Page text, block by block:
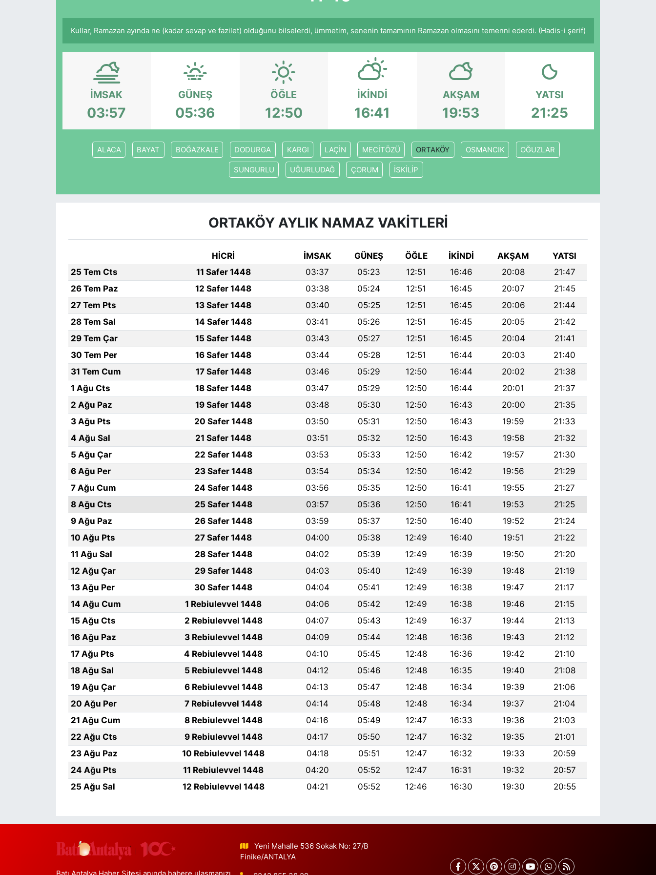
Kullar, Ramazan ayında ne (kadar sevap ve fazilet) olduğunu bilselerdi, ümmetim, senenin tamamının Ramazan olmasını temenni ederdi. (Hadis-i şerif)
İMSAK
03:57
GÜNEŞ
05:36
ÖĞLE
12:50
İKINDI
16:41
AKŞAM
19:53
YATSI
21:25
ALACA BAYAT BOĞAZKALE DODURGA KARGI LAÇİN MECİTÖZÜ ORTAKÖY OSMANCIK OĞUZLAR
SUNGURLU UĞURLUDAĞ ÇORUM İSKİLİP
ORTAKÖY AYLIK NAMAZ VAKITLERI
HİCRİ İMSAK GÜNEŞ ÖĞLE İKINDI AKŞAM
YATSI
25 Tem Cts
11 Safer 1448 03:37 05:23 12:51 16:46 20:08
21:47
26 Tem Paz
12 Safer 1448 03:38 05:24 12:51 16:45 20:07
21:45
27 Tem Pts
13 Safer 1448 03:40 05:25 12:51 16:45 20:06
21:44
28 Tem Sal
14 Safer 1448 03:41 05:26 12:51 16:45 20:05
21:42
29 Tem Çar
15 Safer 1448 03:43 05:27 12:51 16:45 20:04
21:41
30 Tem Per
16 Safer 1448 03:44 05:28 12:51 16:44 20:03
21:40
31 Tem Cum
17 Safer 1448 03:46 05:29 12:50 16:44 20:02
21:38
1 Ağu Cts
18 Safer 1448 03:47 05:29 12:50 16:44 20:01
21:37
2 Ağu Paz
19 Safer 1448 03:48 05:30 12:50 16:43 20:00
21:35
3 Ağu Pts
20 Safer 1448 03:50 05:31 12:50 16:43 19:59
21:33
4 Ağu Sal
21 Safer 1448 03:51 05:32 12:50 16:43 19:58
21:32
5 Ağu Çar
22 Safer 1448 03:53 05:33 12:50 16:42 19:57
21:30
6 Ağu Per
23 Safer 1448 03:54 05:34 12:50 16:42 19:56
21:29
7 Ağu Cum
24 Safer 1448 03:56 05:35 12:50 16:41 19:55
21:27
8 Ağu Cts
25 Safer 1448 03:57 05:36 12:50 16:41 19:53
21:25
9 Ağu Paz
26 Safer 1448 03:59 05:37 12:50 16:40 19:52
21:24
10 Ağu Pts
27 Safer 1448 04:00 05:38 12:49 16:40 19:51
21:22
11 Ağu Sal
28 Safer 1448 04:02 05:39 12:49 16:39 19:50
21:20
12 Ağu Çar
29 Safer 1448 04:03 05:40 12:49 16:39 19:48
21:19
13 Ağu Per
30 Safer 1448 04:04 05:41 12:49 16:38 19:47
21:17
14 Ağu Cum
1 Rebiulevvel 1448 04:06 05:42 12:49 16:38 19:46
21:15
15 Ağu Cts
2 Rebiulevvel 1448 04:07 05:43 12:49 16:37 19:44
21:13
16 Ağu Paz
3 Rebiulevvel 1448 04:09 05:44 12:48 16:36 19:43
21:12
17 Ağu Pts
4 Rebiulevvel 1448 04:10 05:45 12:48 16:36 19:42
21:10
18 Ağu Sal
5 Rebiulevvel 1448 04:12 05:46 12:48 16:35 19:40
21:08
19 Ağu Çar
6 Rebiulevvel 1448 04:13 05:47 12:48 16:34 19:39
21:06
20 Ağu Per
7 Rebiulevvel 1448 04:14 05:48 12:48 16:34 19:37
21:04
21 Ağu Cum
8 Rebiulevvel 1448 04:16 05:49 12:47 16:33 19:36
21:03
22 Ağu Cts
9 Rebiulevvel 1448 04:17 05:50 12:47 16:32 19:35
21:01
23 Ağu Paz
10 Rebiulevvel 1448 04:18 05:51 12:47 16:32 19:33
20:59
24 Ağu Pts
11 Rebiulevvel 1448 04:20 05:52 12:47 16:31 19:32
20:57
25 Ağu Sal
12 Rebiulevvel 1448 04:21 05:52 12:46 16:30 19:30 20:55
Yeni Mahalle 536 Sokak No: 27/B
Finike/ANTALYA